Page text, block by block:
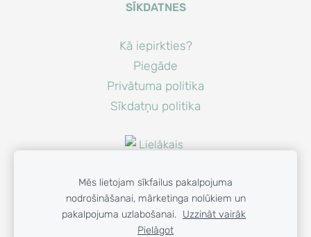
SĪKDATNES
Kā iepirkties?
Piegāde
Privātuma politika
Sīkdatņu politika
Mēs lietojam sīkfailus pakalpojuma
nodrošināšanai, mārketinga nolūkiem un
pakalpojuma uzlabošanai. Uzzināt vairāk
Pielāgot